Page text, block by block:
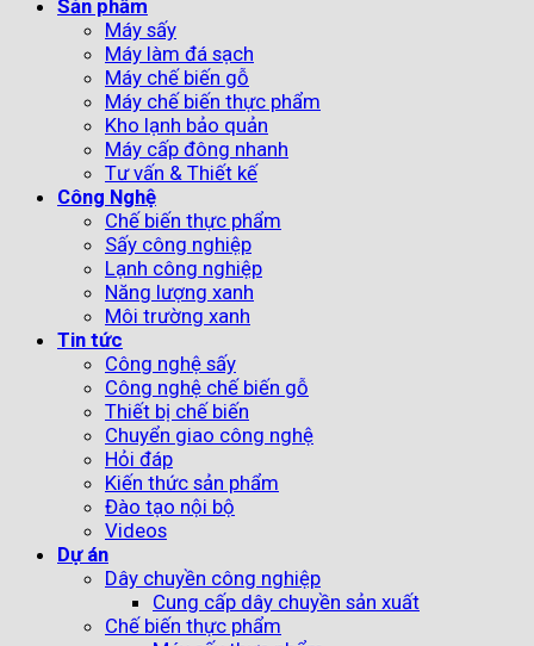
Sản phẩm
Máy sấy
Máy làm đá sạch
Máy chế biến gỗ
Máy chế biến thực phẩm
Kho lạnh bảo quản
Máy cấp đông nhanh
Tư vấn & Thiết kế
Công Nghệ
Chế biến thực phẩm
Sấy công nghiệp
Lạnh công nghiệp
Năng lượng xanh
Môi trường xanh
Tin tức
Công nghệ sấy
Công nghệ chế biến gỗ
Thiết bị chế biến
Chuyển giao công nghệ
Hỏi đáp
Kiến thức sản phẩm
Đào tạo nội bộ
Videos
Dự án
Dây chuyền công nghiệp
Cung cấp dây chuyền sản xuất
Chế biến thực phẩm